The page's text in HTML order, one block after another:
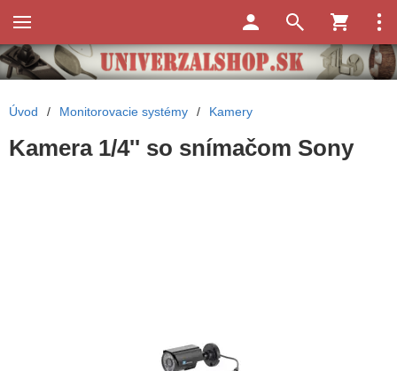
Úvod / Monitorovacie systémy / Kamery
Kamera 1/4'' so snímačom Sony